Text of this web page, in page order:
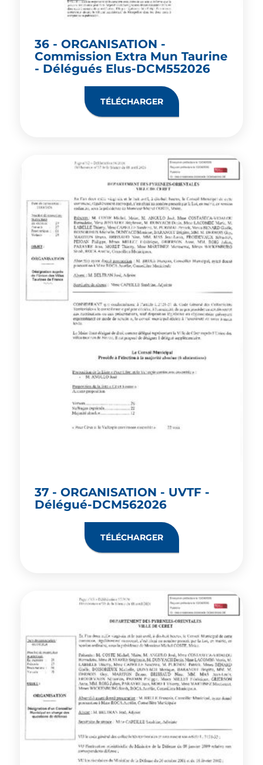
36 - ORGANISATION -
Commission Extra Mun Taurine
- Délégués Elus-DCM552026
TÉLÉCHARGER
37 - ORGANISATION - UVTF -
Délégué-DCM562026
TÉLÉCHARGER